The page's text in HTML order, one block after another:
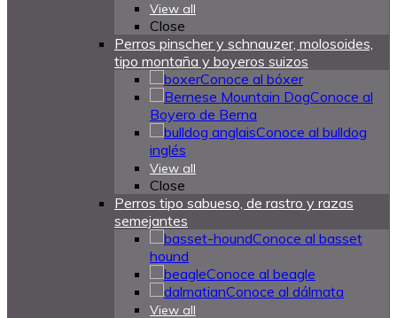
View all
Close
Perros pinscher y schnauzer, molosoides,
tipo montaña y boyeros suizos
Conoce al bóxer
Conoce al
Boyero de Berna
Conoce al bulldog
inglés
View all
Close
Perros tipo sabueso, de rastro y razas
semejantes
Conoce al basset
hound
Conoce al beagle
Conoce al dálmata
View all